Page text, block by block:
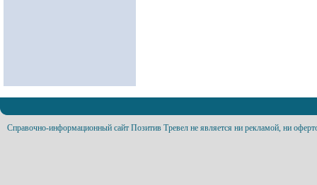
Справочно-информационный сайт Позитив Тревел не является ни рекламой, ни